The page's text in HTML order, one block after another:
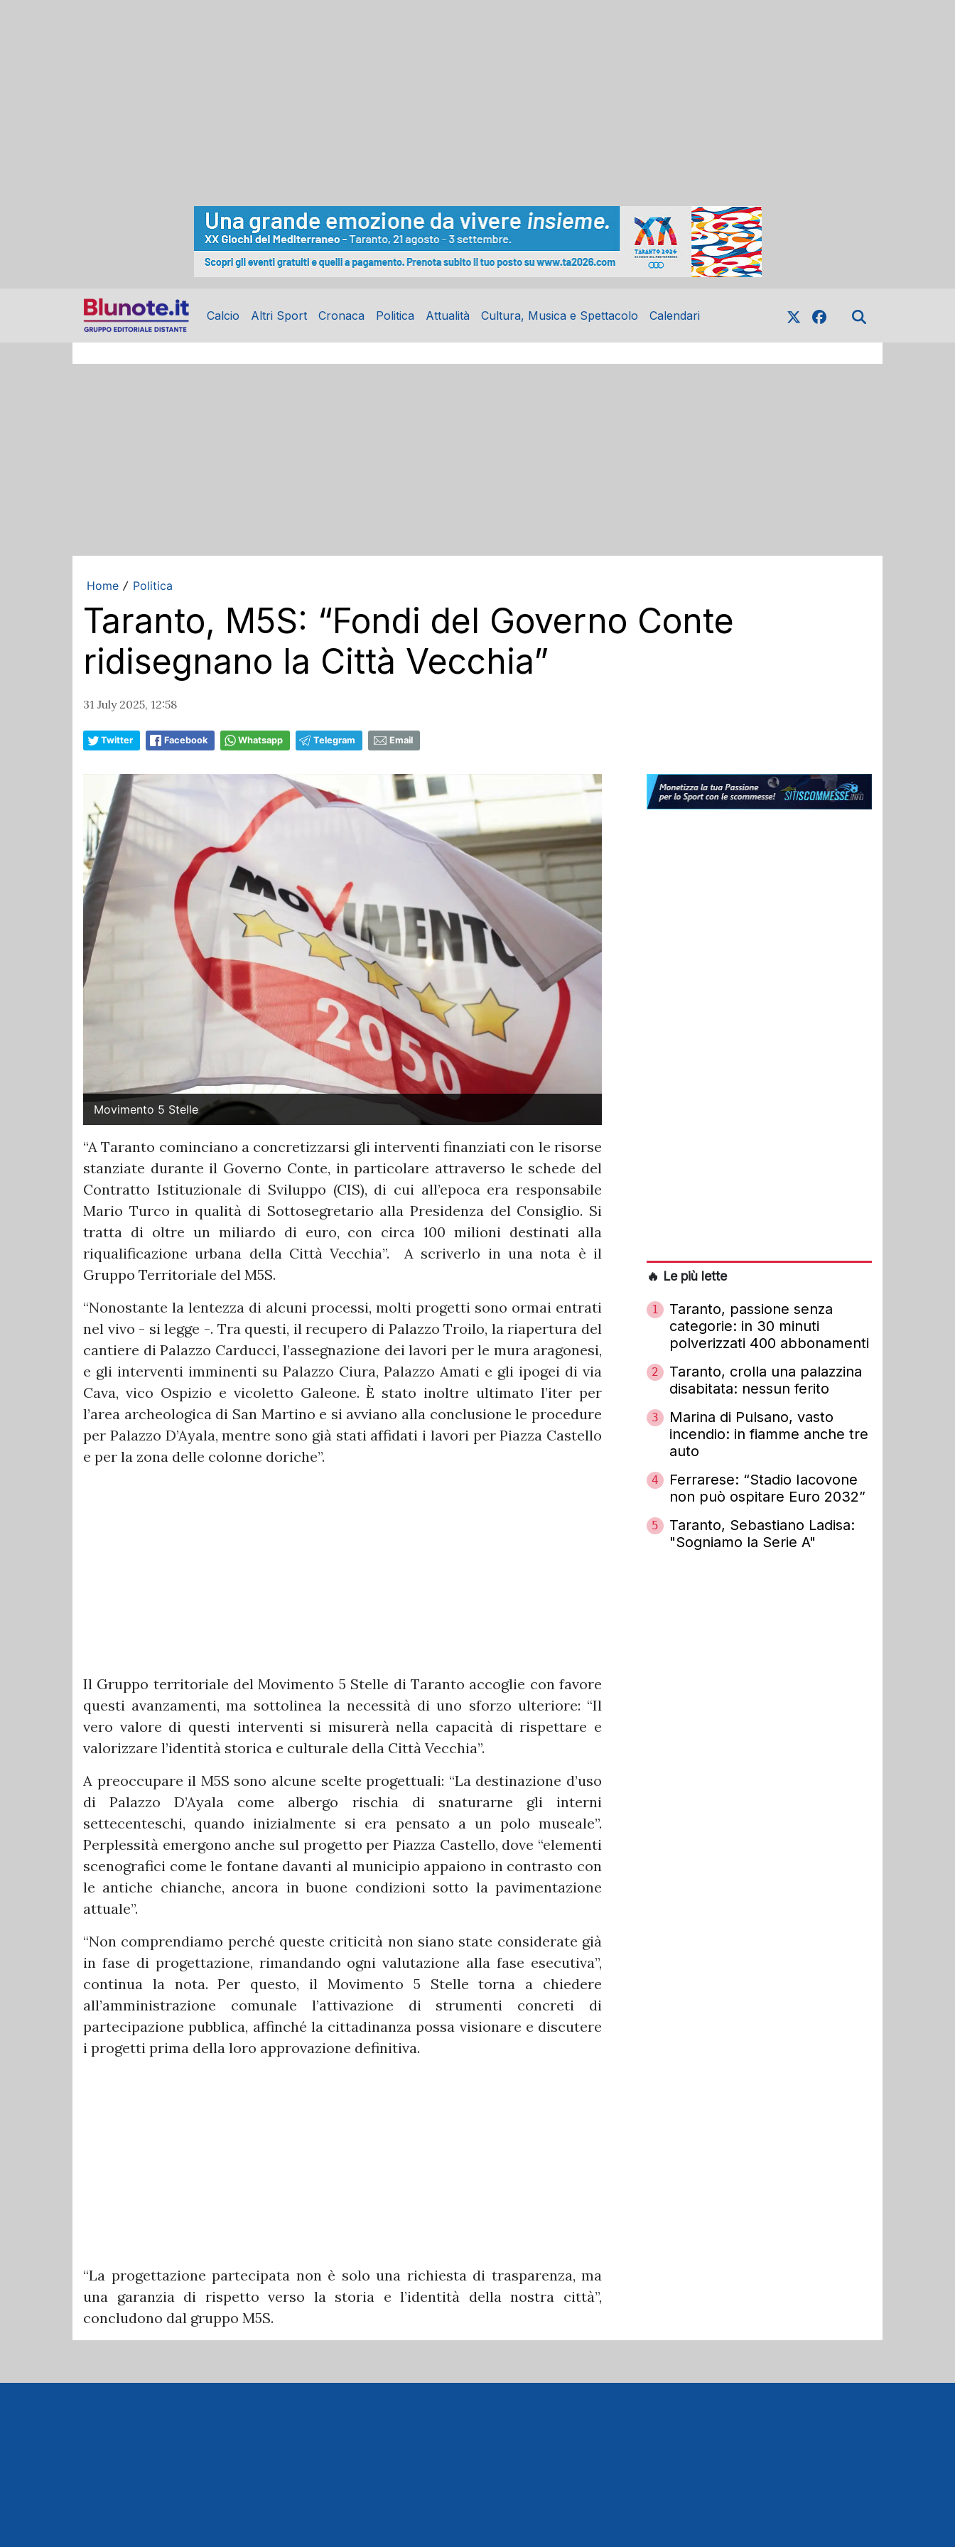
Calcio Altri Sport Cronaca Politica Attualità Cultura, Musica e Spettacolo Calendari
Home / Politica
Taranto, M5S: “Fondi del Governo Conte
ridisegnano la Città Vecchia”
31 July 2025, 12:58
Twitter Facebook Whatsapp Telegram Email
Movimento 5 Stelle
“A Taranto cominciano a concretizzarsi gli interventi finanziati con le risorse
stanziate durante il Governo Conte, in particolare attraverso le schede del
Contratto Istituzionale di Sviluppo (CIS), di cui all’epoca era responsabile
Mario Turco in qualità di Sottosegretario alla Presidenza del Consiglio. Si
tratta di oltre un miliardo di euro, con circa 100 milioni destinati alla
riqualificazione urbana della Città Vecchia”. A scriverlo in una nota è il
Gruppo Territoriale del M5S.
“Nonostante la lentezza di alcuni processi, molti progetti sono ormai entrati
nel vivo - si legge -. Tra questi, il recupero di Palazzo Troilo, la riapertura del
cantiere di Palazzo Carducci, l’assegnazione dei lavori per le mura aragonesi,
e gli interventi imminenti su Palazzo Ciura, Palazzo Amati e gli ipogei di via
Cava, vico Ospizio e vicoletto Galeone. È stato inoltre ultimato l’iter per
l’area archeologica di San Martino e si avviano alla conclusione le procedure
per Palazzo D’Ayala, mentre sono già stati affidati i lavori per Piazza Castello
e per la zona delle colonne doriche”.
Il Gruppo territoriale del Movimento 5 Stelle di Taranto accoglie con favore
questi avanzamenti, ma sottolinea la necessità di uno sforzo ulteriore: “Il
vero valore di questi interventi si misurerà nella capacità di rispettare e
valorizzare l’identità storica e culturale della Città Vecchia”.
A preoccupare il M5S sono alcune scelte progettuali: “La destinazione d’uso
di Palazzo D’Ayala come albergo rischia di snaturarne gli interni
settecenteschi, quando inizialmente si era pensato a un polo museale”.
Perplessità emergono anche sul progetto per Piazza Castello, dove “elementi
scenografici come le fontane davanti al municipio appaiono in contrasto con
le antiche chianche, ancora in buone condizioni sotto la pavimentazione
attuale”.
“Non comprendiamo perché queste criticità non siano state considerate già
in fase di progettazione, rimandando ogni valutazione alla fase esecutiva”,
continua la nota. Per questo, il Movimento 5 Stelle torna a chiedere
all’amministrazione comunale l’attivazione di strumenti concreti di
partecipazione pubblica, affinché la cittadinanza possa visionare e discutere
i progetti prima della loro approvazione definitiva.
“La progettazione partecipata non è solo una richiesta di trasparenza, ma
una garanzia di rispetto verso la storia e l’identità della nostra città”,
concludono dal gruppo M5S.
🔥 Le più lette
1
Taranto, passione senza
categorie: in 30 minuti
polverizzati 400 abbonamenti
2
Taranto, crolla una palazzina
disabitata: nessun ferito
3
Marina di Pulsano, vasto
incendio: in fiamme anche tre
auto
4
Ferrarese: “Stadio Iacovone
non può ospitare Euro 2032”
5
Taranto, Sebastiano Ladisa:
"Sogniamo la Serie A"